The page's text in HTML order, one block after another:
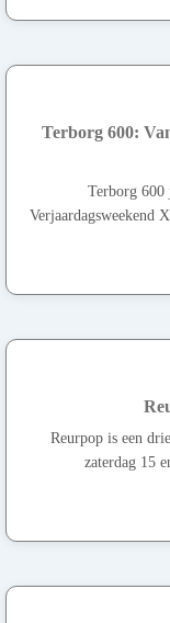
Terborg 600:
Terborg 600
Verjaardagsweekend
Reurpop is een
zaterdag 15